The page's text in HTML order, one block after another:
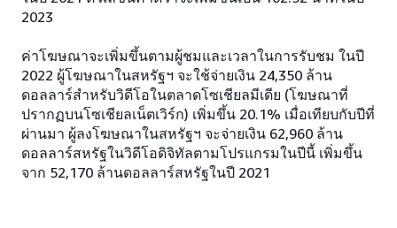
2023
ค่าโฆษณาจะเพิ่มขึ้นตามผู้ชมและเวลาในการรับชม ในปี
2022 ผู้โฆษณาในสหรัฐฯ จะใช้จ่ายเงิน 24,350 ล้าน
ดอลลาร์สำหรับวิดีโอในตลาดโซเชียลมีเดีย (โฆษณาที่
ปรากฏบนโซเชียลเน็ตเวิร์ก) เพิ่มขึ้น 20.1% เมื่อเทียบกับปีที่
ผ่านมา ผู้ลงโฆษณาในสหรัฐฯ จะจ่ายเงิน 62,960 ล้าน
ดอลลาร์สหรัฐในวิดีโอดิจิทัลตามโปรแกรมในปีนี้ เพิ่มขึ้น
จาก 52,170 ล้านดอลลาร์สหรัฐในปี 2021